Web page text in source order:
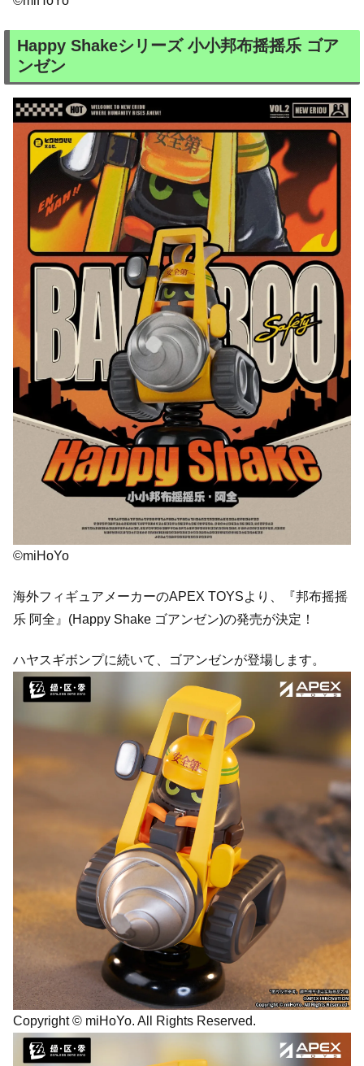
Happy Shakeシリーズ 小小邦布摇摇乐 ゴア
ンゼン
©miHoYo
海外フィギュアメーカーのAPEX TOYSより、『邦布摇摇
乐 阿全』(Happy Shake ゴアンゼン)の発売が決定！
ハヤスギボンプに続いて、ゴアンゼンが登場します。
Copyright © miHoYo. All Rights Reserved.